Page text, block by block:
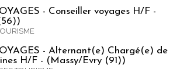
- Conseiller voyages H/F -
- Alternant(e) Chargé(e) de
H/F - (Massy/Evry (91))